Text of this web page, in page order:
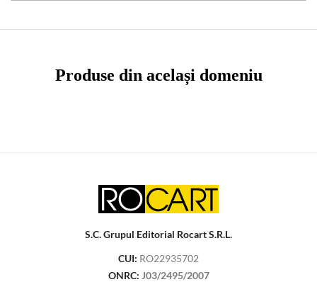
Produse din același domeniu
S.C. Grupul Editorial Rocart S.R.L.
CUI: RO22935702
ONRC: J03/2495/2007